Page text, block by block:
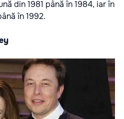
din 1981 până în 1984, iar în
în 1992.